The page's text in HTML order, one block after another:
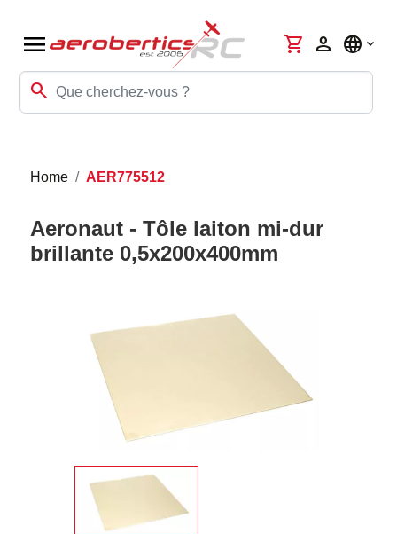
menu
search
shopping_cart person language
Home AER775512
Aeronaut - Tôle laiton mi-dur
brillante 0,5x200x400mm